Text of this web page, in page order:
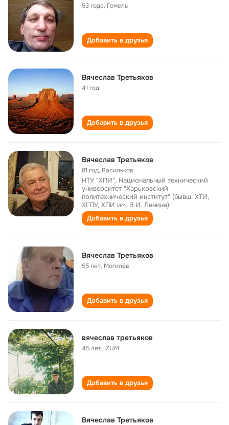
53 года, Гомель
Добавить в друзья
Вячеслав Третьяков
41 год
Добавить в друзья
Вячеслав Третьяков
81 год, Васильков
НТУ "ХПИ", Национальный технический
университет "Харьковский
политехнический институт" (бывш. ХТИ,
ХГПУ, ХПИ им. В.И. Ленина)
Добавить в друзья
Вячеслав Третьяков
55 лет, Могилёв
Добавить в друзья
вячеслав третьяков
45 лет, IZUM
Добавить в друзья
Вячеслав Третьяков